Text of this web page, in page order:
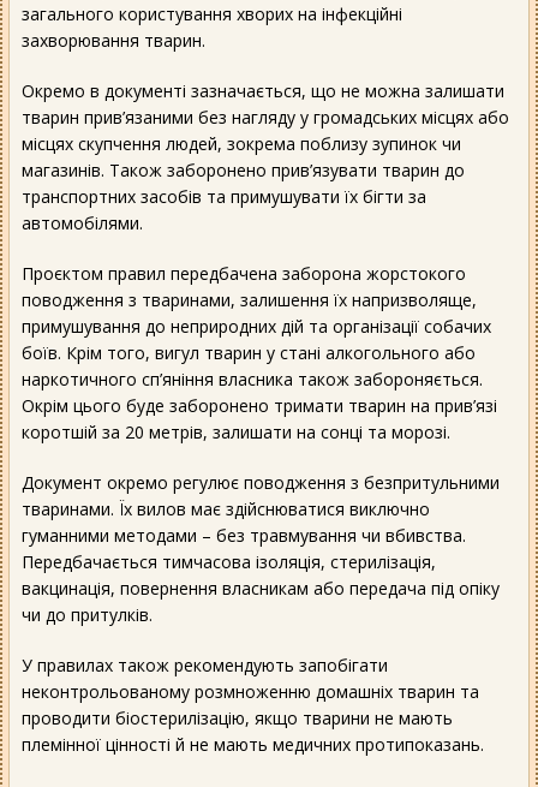
загального користування хворих на інфекційні
захворювання тварин.
Окремо в документі зазначається, що не можна залишати
тварин прив’язаними без нагляду у громадських місцях або
місцях скупчення людей, зокрема поблизу зупинок чи
магазинів. Також заборонено прив’язувати тварин до
транспортних засобів та примушувати їх бігти за
автомобілями.
Проєктом правил передбачена заборона жорстокого
поводження з тваринами, залишення їх напризволяще,
примушування до неприродних дій та організації собачих
боїв. Крім того, вигул тварин у стані алкогольного або
наркотичного сп’яніння власника також забороняється.
Окрім цього буде заборонено тримати тварин на прив’язі
коротшій за 20 метрів, залишати на сонці та морозі.
Документ окремо регулює поводження з безпритульними
тваринами. Їх вилов має здійснюватися виключно
гуманними методами – без травмування чи вбивства.
Передбачається тимчасова ізоляція, стерилізація,
вакцинація, повернення власникам або передача під опіку
чи до притулків.
У правилах також рекомендують запобігати
неконтрольованому розмноженню домашніх тварин та
проводити біостерилізацію, якщо тварини не мають
племінної цінності й не мають медичних протипоказань.